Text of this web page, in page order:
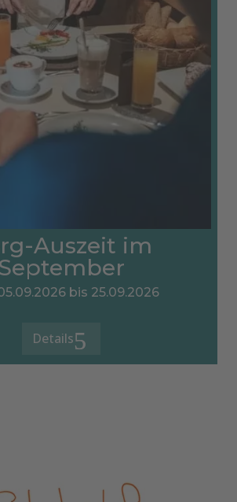
Auszeit im
September
bis 25.09.2026
Details